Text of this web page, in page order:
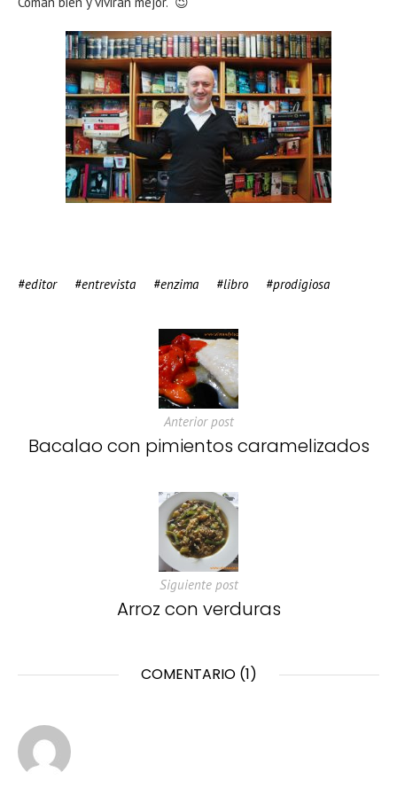
editor entrevista enzima libro prodigiosa
Anterior post
Bacalao con pimientos caramelizados
Siguiente post
Arroz con verduras
COMENTARIO (1)